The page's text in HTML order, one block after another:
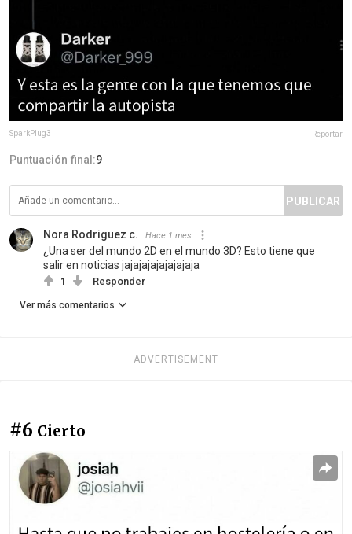
SparkPlug3 Reportar
Puntuación final:9
PUBLICAR
Nora Rodriguez c. Hace 1 mes
¿Una ser del mundo 2D en el mundo 3D? Esto tiene que
salir en noticias jajajajajajajajaja
1 Responder
Ver más comentarios
ADVERTISEMENT
#6 Cierto